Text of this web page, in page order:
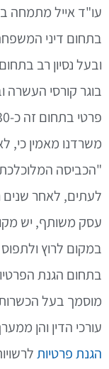
עו"ד אייל מתמחה
בתחום דיני
ובעל נסיון רב
בוגר קורסי
פרטי בתחום זה כ-30 שנים מהווה נסיון רב שאין רבים כמותו.
משרדנו מאמין כי,
"הכביסה
לעתים, לאחר שנים
עסק משותף, יש
במקום לרוץ
בתחום הגנת
מוסמך בעל
עורכי הדין והן
הגנת פרטיות